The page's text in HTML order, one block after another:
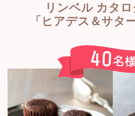
リンベル カタ
「ヒアデス＆サタ